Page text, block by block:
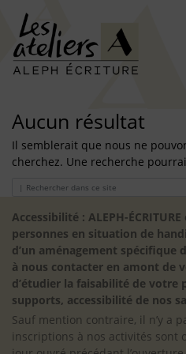
Aucun résultat
Il semblerait que nous ne
cherchez. Une recherche
Search
Accessibilité : ALEPH-
personnes en situation de
d’un aménagement spécifique
à nous contacter en amont de
d’étudier la faisabilité de votre
supports, accessibilité de nos
Sauf mention contraire, il n’y a
inscriptions à nos activités sont